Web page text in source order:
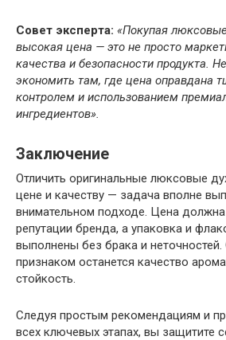
Совет эксперта: «Покупая
высокая цена — это не просто
качества и безопасности продукта.
экономить там, где цена оправдана
контролем и использованием
ингредиентов».
Заключение
Отличить оригинальные люксовые
цене и качеству — задача вполне
внимательном подходе. Цена должна
репутации бренда, а упаковка и
выполнены без брака и
признаком останется качество
стойкость.
Следуя простым рекомендациям и
всех ключевых этапах, вы защитите